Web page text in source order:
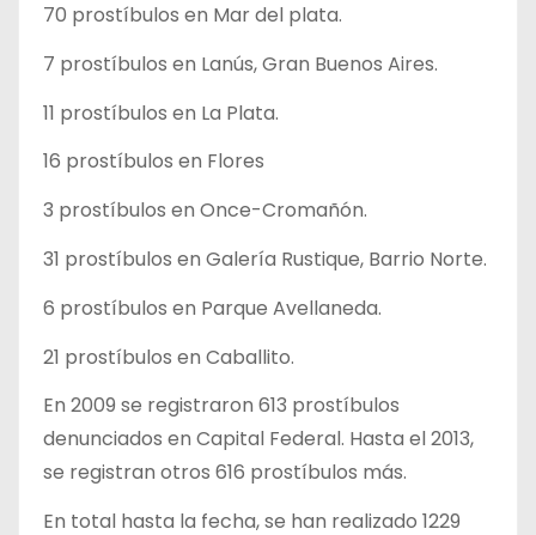
70 prostíbulos en Mar del plata.
7 prostíbulos en Lanús, Gran Buenos Aires.
11 prostíbulos en La Plata.
16 prostíbulos en Flores
3 prostíbulos en Once-Cromañón.
31 prostíbulos en Galería Rustique, Barrio Norte.
6 prostíbulos en Parque Avellaneda.
21 prostíbulos en Caballito.
En 2009 se registraron 613 prostíbulos
denunciados en Capital Federal. Hasta el 2013,
se registran otros 616 prostíbulos más.
En total hasta la fecha, se han realizado 1229